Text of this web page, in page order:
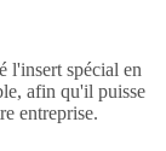
l'insert spécial en
afin qu'il puisse
entreprise.